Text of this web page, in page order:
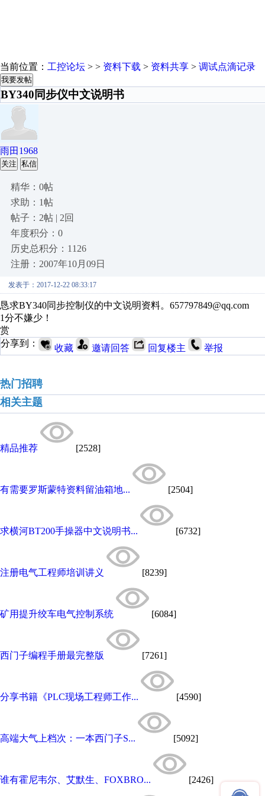
当前位置： 工控论坛 > > 资料下载 > 资料共享 > 调试点滴记录
我要发帖
BY340同步仪中文说明书
雨田1968
关注 私信
精华：0帖
求助：1帖
帖子：2帖 | 2回
年度积分：0
历史总积分：1126
注册：2007年10月09日
发表于：2017-12-22 08:33:17
恳求BY340同步控制仪的中文说明资料。657797849@qq.com
1分不嫌少！
赏
分享到：
收藏 邀请回答 回复楼主 举报
热门招聘
相关主题
精品推荐 [2528]
有需要罗斯蒙特资料留油箱地... [2504]
求横河BT200手操器中文说明书... [6732]
注册电气工程师培训讲义 [8239]
矿用提升绞车电气控制系统 [6084]
西门子编程手册最完整版 [7261]
分享书籍《PLC现场工程师工作... [4590]
高端大气上档次：一本西门子S... [5092]
谁有霍尼韦尔、艾默生、FOXBRO... [2426]